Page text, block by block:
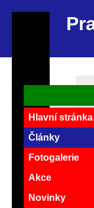
Hlavní stránka
Články
Fotogalerie
Akce
Novinky